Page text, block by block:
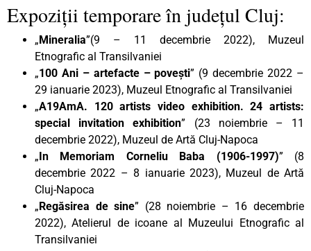
Expoziții temporare în județul Cluj:
„Mineralia”(9 – 11 decembrie 2022), Muzeul
Etnografic al Transilvaniei
„100 Ani – artefacte – povești” (9 decembrie 2022 –
29 ianuarie 2023), Muzeul Etnografic al Transilvaniei
„A19AmA. 120 artists video exhibition. 24 artists:
special invitation exhibition” (23 noiembrie – 11
decembrie 2022), Muzeul de Artă Cluj-Napoca
„In Memoriam Corneliu Baba (1906-1997)” (8
decembrie 2022 – 8 ianuarie 2023), Muzeul de Artă
Cluj-Napoca
„Regăsirea de sine” (28 noiembrie – 16 decembrie
2022), Atelierul de icoane al Muzeului Etnografic al
Transilvaniei